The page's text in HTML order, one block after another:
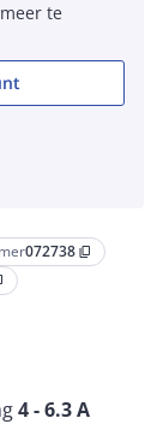
072738 content_copy
4 - 6.3A
te